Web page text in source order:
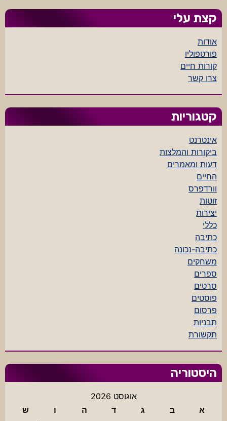
קצת עלי
אודות
פורטפוליו
קורות חיים
צרו קשר
קטגוריות
אינטרנט
ביקורות והמלצות
דעות ומאמרים
החיים
וורדפרס
זוטות
יצירות
כללי
כתיבה
כתיבה-נכונה
משחקים
ספרים
סרטים
פוסטים
פרסום
תבניות
תקשורת
היסטוריה
אוגוסט 2026
א
ב ג ד ה ו
ש